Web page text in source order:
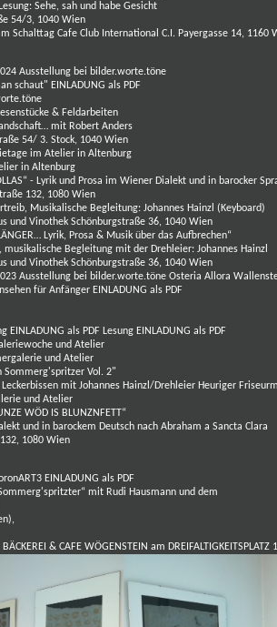
Sehe, sah und habe Gesicht
54/3, 1040 Wien
Schalttag Cafe Club International C.I. Payergasse 14, 1160
Ausstellung bei bilder.worte.töne
schaut" EINLADUNG als PDF
& Feldarbeiten
mit Robert Anders
54/ 3. Stock, 1040 Wien
im Atelier in Altenburg
in Altenburg
- Lyrik und Prosa im Wiener Dialekt und in barocker
132, 1080 Wien
Musikalische Begleitung: Johannes Hainzl (Keyboard)
und Vinothek Schönburgstraße 36, 1040 Wien
Lyrik, Prosa & Musik über das Aufbrechen“
musikalische Begleitung mit der Drehleier: Johannes Hainzl
und Vinothek Schönburgstraße 36, 1040 Wien
Ausstellung bei bilder.worte.töne Osteria Allora
für Anfänger EINLADUNG als PDF
EINLADUNG als PDF Lesung EINLADUNG als PDF
und Atelier
und Atelier
Sommerg'spritzer Vol. 2"
Leckerbissen mit Johannes Hainzl/Drehleier Heuriger
und Atelier
WÖD IS BLUNZNFETT“
und in barockem Deutsch nach Abraham a Sancta Clara
1080 Wien
EINLADUNG als PDF
mit Rudi Hausmann und dem
BÄCKEREI & CAFE WÖGENSTEIN am